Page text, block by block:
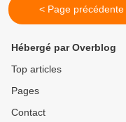
< Page précédente
Hébergé par Overblog
Top articles
Pages
Contact